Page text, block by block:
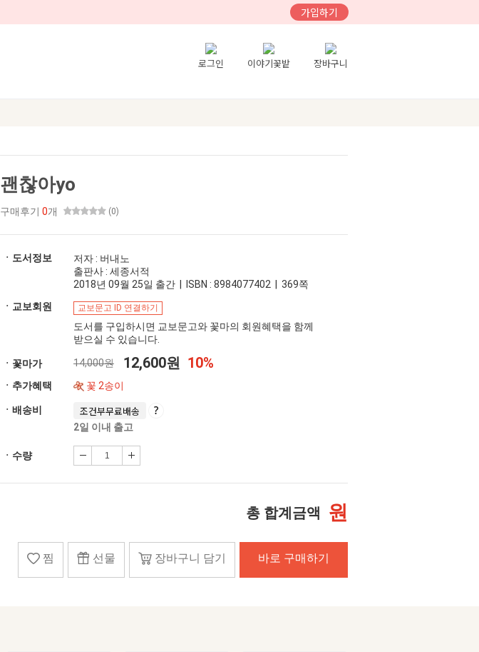
가입하기
로그인 이야기꽃밭 장바구니
괜찮아yo
구매후기 0개 (0)
ㆍ도서정보
저자 : 버내노
출판사 : 세종서적
2018년 09월 25일 출간 | ISBN : 8984077402 | 369쪽
ㆍ교보회원
교보문고 ID 연결하기
도서를 구입하시면 교보문고와 꽃마의 회원혜택을 함께
받으실 수 있습니다.
ㆍ꽃마가 14,000원 12,600원 10%
ㆍ추가혜택 꽃 2송이
ㆍ배송비 조건부무료배송
2일 이내 출고
ㆍ수량
총 합계금액 원
찜 선물 장바구니 담기 바로 구매하기